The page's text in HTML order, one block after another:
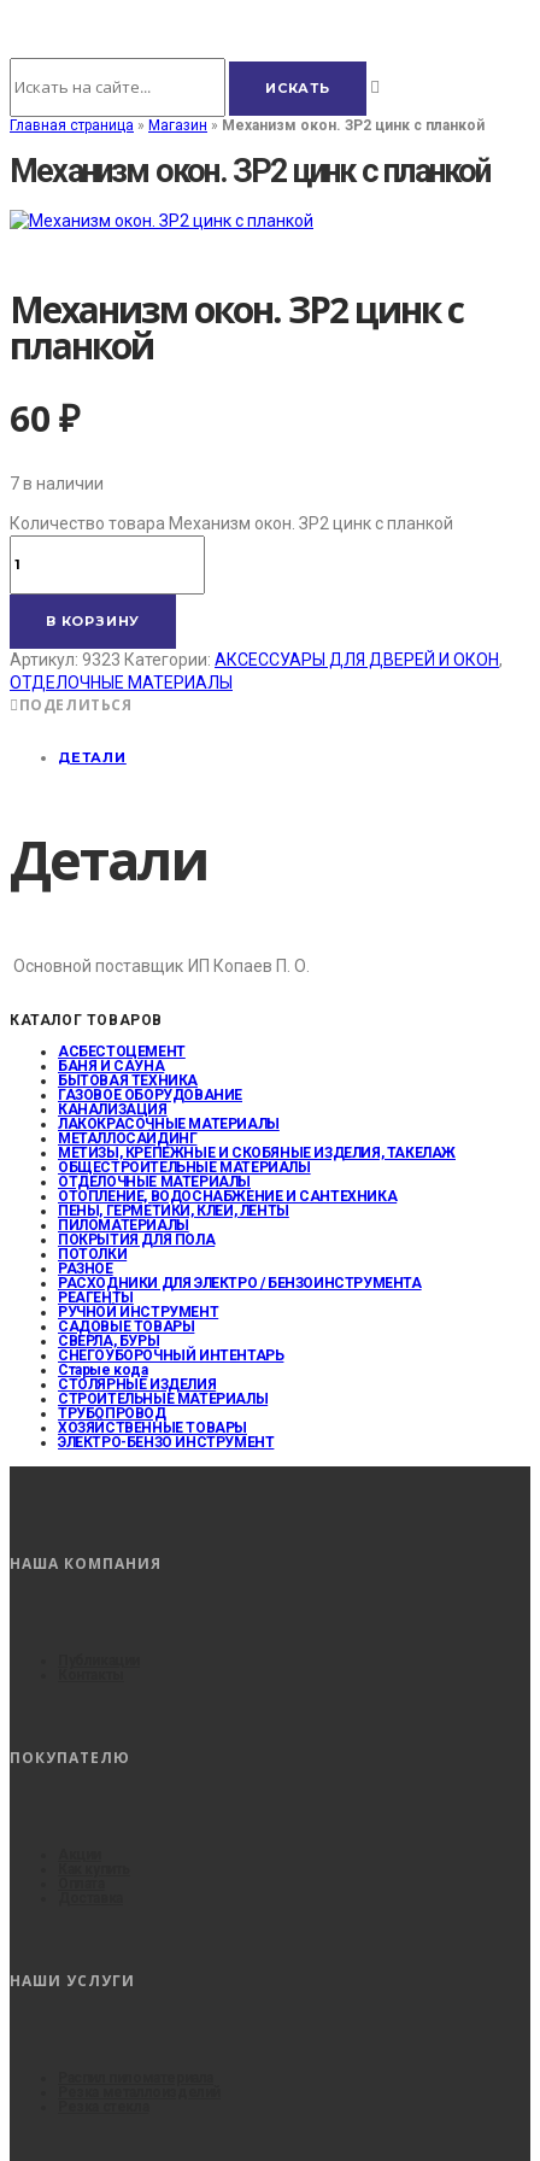
Главная страница » Магазин » Механизм окон. ЗР2 цинк с планкой
Механизм окон. ЗР2 цинк с планкой
Механизм окон. ЗР2 цинк с
планкой
60₽
7 в наличии
Количество товара Механизм окон. ЗР2 цинк с планкой
В КОРЗИНУ
Артикул: 9323 Категории: АКСЕССУАРЫ ДЛЯ ДВЕРЕЙ И ОКОН,
ОТДЕЛОЧНЫЕ МАТЕРИАЛЫ
ПОДЕЛИТЬСЯ
ДЕТАЛИ
Детали
Основной поставщик ИП Копаев П. О.
КАТАЛОГ ТОВАРОВ
АСБЕСТОЦЕМЕНТ
БАНЯ И САУНА
БЫТОВАЯ ТЕХНИКА
ГАЗОВОЕ ОБОРУДОВАНИЕ
КАНАЛИЗАЦИЯ
ЛАКОКРАСОЧНЫЕ МАТЕРИАЛЫ
МЕТАЛЛОСАЙДИНГ
МЕТИЗЫ, КРЕПЕЖНЫЕ И СКОБЯНЫЕ ИЗДЕЛИЯ, ТАКЕЛАЖ
ОБЩЕСТРОИТЕЛЬНЫЕ МАТЕРИАЛЫ
ОТДЕЛОЧНЫЕ МАТЕРИАЛЫ
ОТОПЛЕНИЕ, ВОДОСНАБЖЕНИЕ И САНТЕХНИКА
ПЕНЫ, ГЕРМЕТИКИ, КЛЕИ, ЛЕНТЫ
ПИЛОМАТЕРИАЛЫ
ПОКРЫТИЯ ДЛЯ ПОЛА
ПОТОЛКИ
РАЗНОЕ
РАСХОДНИКИ ДЛЯ ЭЛЕКТРО / БЕНЗОИНСТРУМЕНТА
РЕАГЕНТЫ
РУЧНОЙ ИНСТРУМЕНТ
САДОВЫЕ ТОВАРЫ
СВЕРЛА, БУРЫ
СНЕГОУБОРОЧНЫЙ ИНТЕНТАРЬ
Старые кода
СТОЛЯРНЫЕ ИЗДЕЛИЯ
СТРОИТЕЛЬНЫЕ МАТЕРИАЛЫ
ТРУБОПРОВОД
ХОЗЯЙСТВЕННЫЕ ТОВАРЫ
ЭЛЕКТРО-БЕНЗО ИНСТРУМЕНТ
НАША КОМПАНИЯ
ПОКУПАТЕЛЮ
НАШИ УСЛУГИ